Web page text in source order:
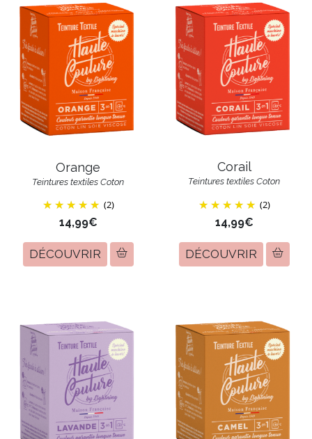
Orange
Teintures textiles Coton
(2)
14,99€
DÉCOUVRIR
Corail
Teintures textiles Coton
(2)
14,99€
DÉCOUVRIR